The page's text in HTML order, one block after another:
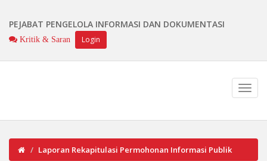
PEJABAT PENGELOLA INFORMASI DAN DOKUMENTASI
Kritik & Saran Login
Laporan Rekapitulasi Permohonan Informasi Publik